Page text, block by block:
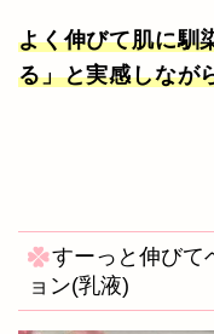
よく伸びて肌に馴
る」と実感しなが
すーっと伸びて
ョン(乳液)